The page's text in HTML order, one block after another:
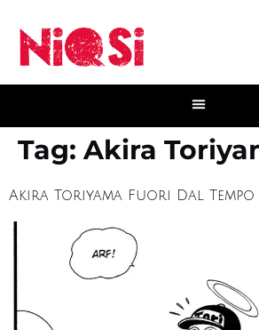
Tag: Akira
Akira Toriyama Fuori Dal Tempo